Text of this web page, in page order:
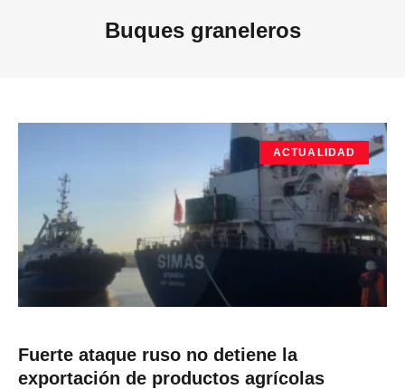
Buques graneleros
ACTUALIDAD
Fuerte ataque ruso no detiene la
exportación de productos agrícolas